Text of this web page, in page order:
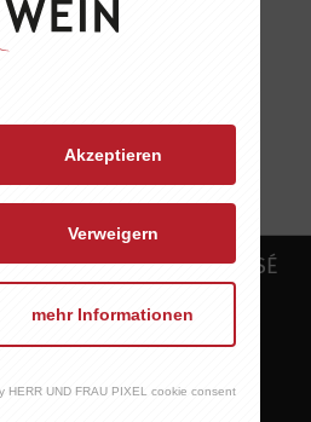
KREBS ROSÉ
9,60 EUR
Akzeptieren
Verweigern
mehr Informationen
HERR UND FRAU PIXEL cookie consent